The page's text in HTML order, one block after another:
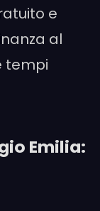
e
al
tempi
Emilia: